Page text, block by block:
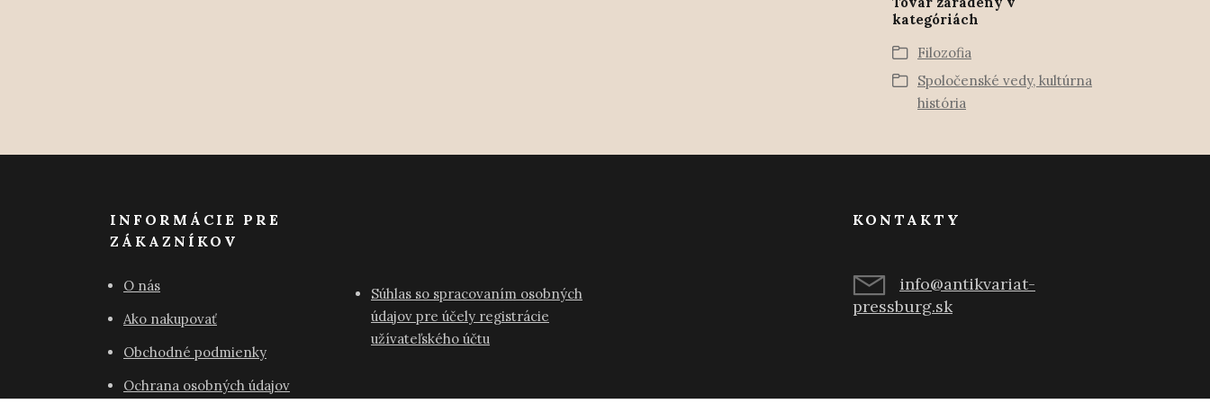
kategóriách
Filozofia
Spoločenské vedy, kultúrna
história
INFORMÁCIE PRE
ZÁKAZNÍKOV
O nás
Ako nakupovať
Obchodné podmienky
Ochrana osobných údajov
Súhlas so spracovaním osobných
údajov pre účely registrácie
užívateľského účtu
KONTAKTY
info@antikvariat-
pressburg.sk